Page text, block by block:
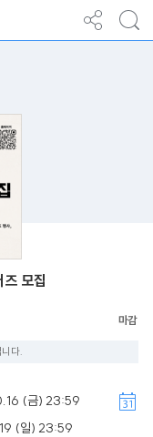
모집
다.
(금) 23:59
(일) 23:59